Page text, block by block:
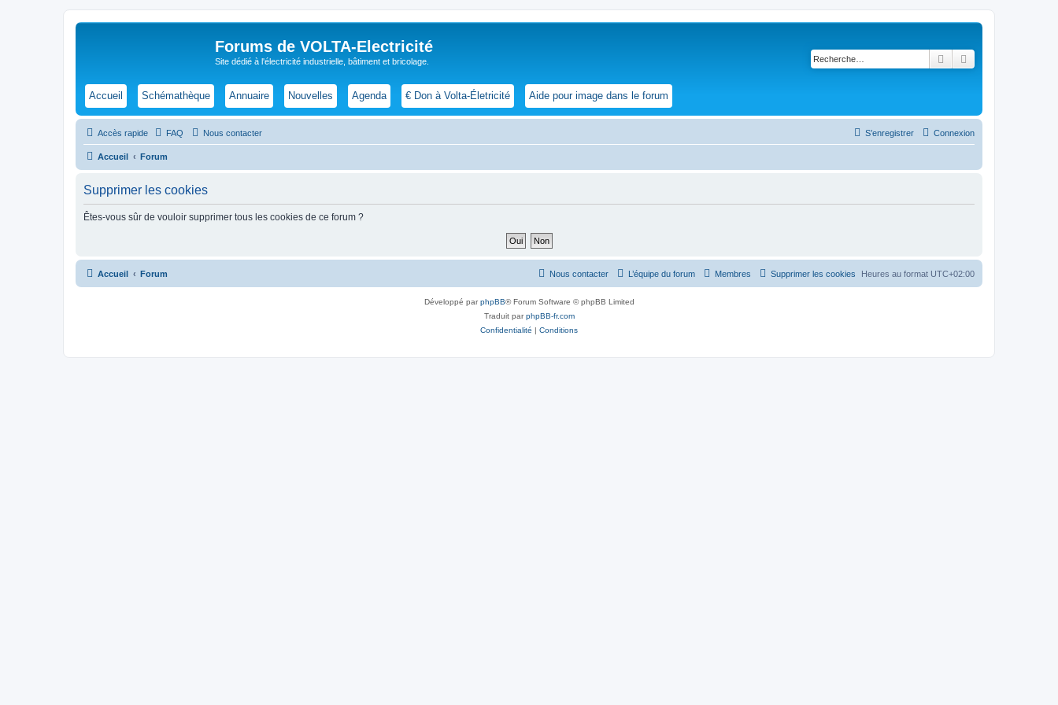
Forums de VOLTA-Electricité
Site dédié à l'électricité industrielle, bâtiment et bricolage. Rechercher
Accueil Schémathèque Annuaire Nouvelles Agenda € Don à Volta-Életricité Aide pour image dans le forum
Accès rapide FAQ Nous contacter Connexion
S’enregistrer
Accueil Forum
Supprimer les cookies
Êtes-vous sûr de vouloir supprimer tous les cookies de ce forum ?
Accueil Forum Heures au format UTC+02:00
Supprimer les cookies
Membres
L’équipe du forum
Nous contacter
Développé parphpBB® Forum Software © phpBB Limited
Traduit parphpBB-fr.com
Confidentialité | Conditions